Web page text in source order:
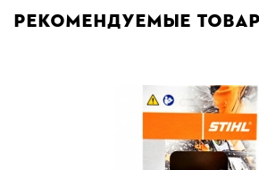
Рекомендуемые